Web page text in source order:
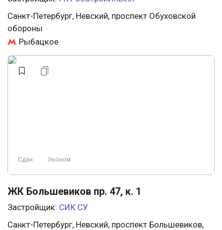
Санкт-Петербург, Невский, проспект Обуховской
обороны
Рыбацкое
Сдан Эконом
ЖК Большевиков пр. 47, к. 1
Застройщик: СИК СУ
Санкт-Петербург, Невский, проспект Большевиков,